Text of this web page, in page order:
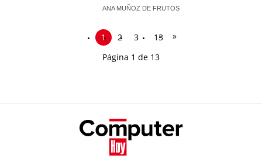
ANA MUÑOZ DE FRUTOS
1 2 3 13
»
Página 1 de 13